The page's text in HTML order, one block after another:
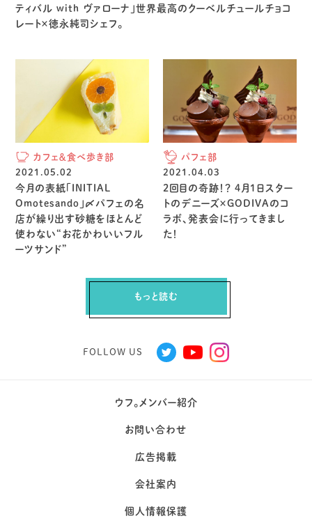
ティバル with ヴァローナ」世界最高のクーベルチュールチョコ
レート×徳永純司シェフ。
カフェ＆食べ歩き部
2021.05.02
今月の表紙「INITIAL
Omotesando」〆パフェの名
店が繰り出す砂糖をほとんど
使わない“お花かわいいフル
ーツサンド”
パフェ部
2021.04.03
2回目の奇跡！？ 4月1日スター
トのデニーズ×GODIVAのコ
ラボ、発表会に行ってきまし
た！
もっと読む
FOLLOW US
ウフ。メンバー紹介
お問い合わせ
広告掲載
会社案内
個人情報保護